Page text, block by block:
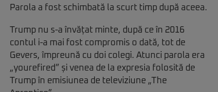
Parola a fost schimbată la scurt timp după aceea.
Trump nu s-a învățat minte, după ce în 2016
contul i-a mai fost compromis o dată, tot de
Gevers, împreună cu doi colegi. Atunci parola era
„yourefired” și venea de la expresia folosită de
Trump în emisiunea de televiziune „The